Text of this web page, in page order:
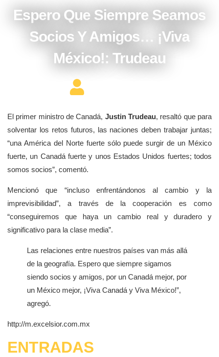
Espero Que Siempre Seamos
Socios Y Amigos… ¡Viva
México!: Trudeau
El primer ministro de Canadá, Justin Trudeau, resaltó que para
solventar los retos futuros, las naciones deben trabajar juntas;
“una América del Norte fuerte sólo puede surgir de un México
fuerte, un Canadá fuerte y unos Estados Unidos fuertes; todos
somos socios”, comentó.
Mencionó que “incluso enfrentándonos al cambio y la
imprevisibilidad”, a través de la cooperación es como
“conseguiremos que haya un cambio real y duradero y
significativo para la clase media”.
Las relaciones entre nuestros países van más allá
de la geografía. Espero que siempre sigamos
siendo socios y amigos, por un Canadá mejor, por
un México mejor, ¡Viva Canadá y Viva México!”,
agregó.
http://m.excelsior.com.mx
ENTRADAS